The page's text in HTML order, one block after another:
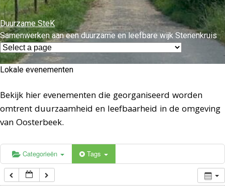
Duurzame SteK
Samenwerken aan een duurzame en leefbare wijk Stenenkruis
Lokale evenementen
Bekijk hier evenementen die georganiseerd worden
omtrent duurzaamheid en leefbaarheid in de omgeving
van Oosterbeek.
Categorieën Tags
02:00
03:00
04:00
05:00
06:00
07:00